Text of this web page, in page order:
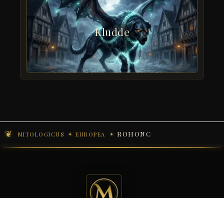
Kludde
MITOLOGICUS EUROPEA ROHONC